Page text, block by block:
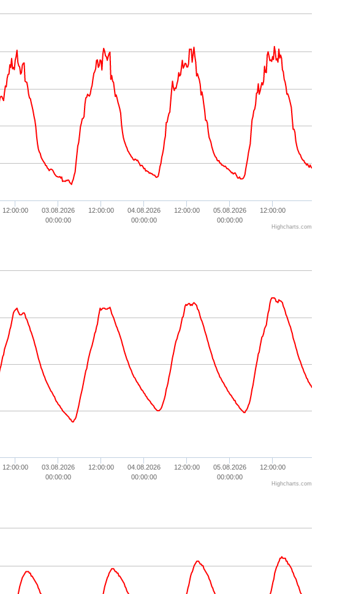
12:00:00
03.08.2026
00:00:00
12:00:00
04.08.2026
00:00:00
12:00:00
05.08.2026
00:00:00
12:00:00
Highcharts.com
12:00:00
03.08.2026
00:00:00
12:00:00
04.08.2026
00:00:00
12:00:00
05.08.2026
00:00:00
12:00:00
Highcharts.com